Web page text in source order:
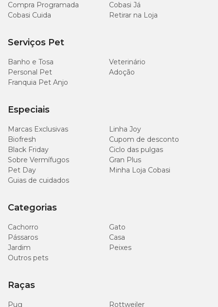
Compra Programada
Cobasi Já
Cobasi Cuida
Retirar na Loja
Serviços Pet
Banho e Tosa
Veterinário
Personal Pet
Adoção
Franquia Pet Anjo
Especiais
Marcas Exclusivas
Linha Joy
Biofresh
Cupom de desconto
Black Friday
Ciclo das pulgas
Sobre Vermífugos
Gran Plus
Pet Day
Minha Loja Cobasi
Guias de cuidados
Categorias
Cachorro
Gato
Pássaros
Casa
Jardim
Peixes
Outros pets
Raças
Pug
Rottweiler